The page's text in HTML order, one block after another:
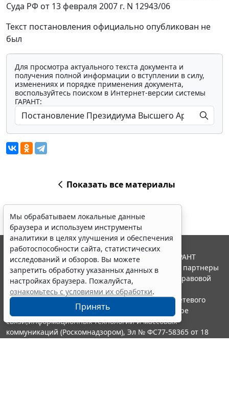
Суда РФ от 13 февраля 2007 г. N 12943/06
Текст постановления официально опубликован не
был
Для просмотра актуального текста документа и
получения полной информации о вступлении в силу,
изменениях и порядке применения документа,
воспользуйтесь поиском в Интернет-версии системы
ГАРАНТ:
Показать все материалы
Мы обрабатываем локальные данные
браузера и используем инструменты
аналитики в целях улучшения и обеспечения
работоспособности сайта, статистических
исследований и обзоров. Вы можете
запретить обработку указанных данных в
настройках браузера. Пожалуйста,
ознакомьтесь с условиями их обработки.
Принять
© ООО "НПП "ГАРАНТ-СЕРВИС", 2026. Система ГАРАНТ
выпускается с 1990 года. Компания "Гарант" и ее партнеры
являются участниками Российской ассоциации правовой
информации ГАРАНТ.
Портал ГАРАНТ.РУ зарегистрирован в качестве сетевого
издания Федеральной службой по надзору в сфере
связи,информационных технологий и массовых
коммуникаций (Роскомнадзором), Эл № ФС77-58365 от 18